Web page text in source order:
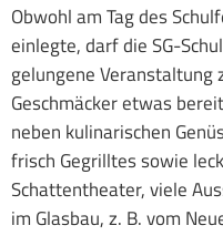
Obwohl am Tag des
einlegte, darf die SG-
gelungene Veranstaltung
Geschmäcker etwas
neben kulinarischen
frisch Gegrilltes sowie
Schattentheater, viele
im Glasbau, z. B. vom